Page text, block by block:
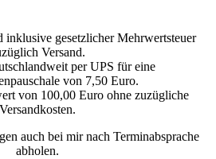
inklusive gesetzlicher Mehrwertsteuer
Versand.
per UPS für eine
von 7,50 Euro.
von 100,00 Euro ohne zuzügliche
Versandkosten.
auch bei mir nach Terminabsprache
abholen.